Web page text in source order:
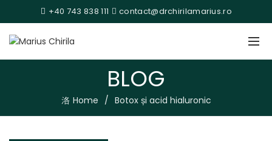
+40 743 838 111 contact@drchirilamarius.ro
BLOG
Home Botox și acid hialuronic